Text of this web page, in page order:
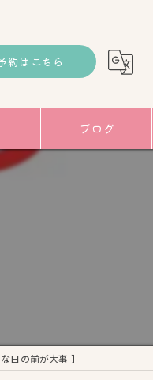
約はこちら
ブログ
な日の前が大事 】